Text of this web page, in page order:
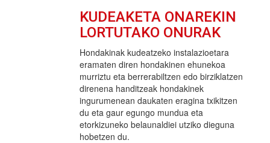
KUDEAKETA ONAREKIN
LORTUTAKO ONURAK
Hondakinak kudeatzeko instalazioetara
eramaten diren hondakinen ehunekoa
murriztu eta berrerabiltzen edo birziklatzen
direnena handitzeak hondakinek
ingurumenean daukaten eragina txikitzen
du eta gaur egungo mundua eta
etorkizuneko belaunaldiei utziko dieguna
hobetzen du.